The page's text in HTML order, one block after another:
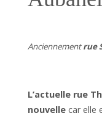
Anciennementrue
L’actuelle rue
nouvellecar elle